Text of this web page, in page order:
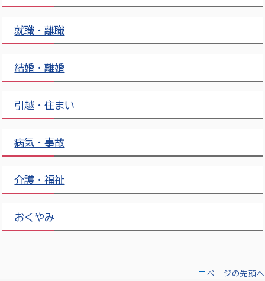
就職・離職
結婚・離婚
引越・住まい
病気・事故
介護・福祉
おくやみ
ページの先頭へ